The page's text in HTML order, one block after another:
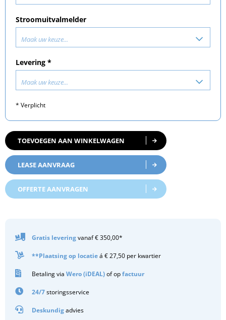
Stroomuitvalmelder
Maak uw keuze...
Levering *
Maak uw keuze...
* Verplicht
TOEVOEGEN AAN WINKELWAGEN
LEASE AANVRAAG
OFFERTE AANVRAGEN
Gratis leveringvanaf € 350,00*
**Plaatsing op locatieá € 27,50 per kwartier
Betaling via Wero (iDEAL)of opfactuur
24/7storingsservice
Deskundigadvies